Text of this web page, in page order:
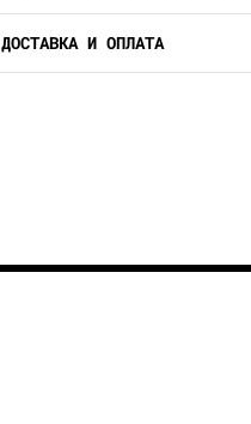
ДОСТАВКА И ОПЛАТА